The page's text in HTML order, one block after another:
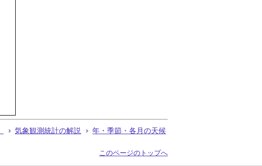
気象観測統計の解説 年・季節・各月の天候
このページのトップへ